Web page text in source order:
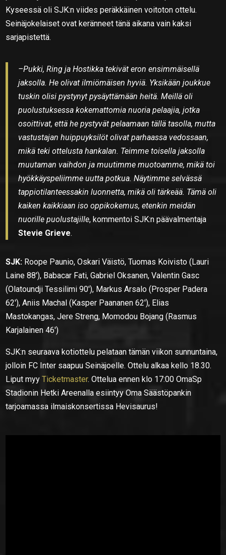
Kyseessä oli SJK:n viides peräkkäinen voitoton ottelu.
Seinäjokelaiset ovat keränneet tänä aikana vain kaksi
sarjapistettä.
–Pukki, Ring ja Hostikka tekivät eron ensimmäisellä
jaksolla. He olivat ilmiömäisen hyviä. Yksikään joukkue
tuskin olisi pystynyt pysäyttämään heitä. Meillä oli
puolustuksessa kokemattomia nuoria pelaajia, jotka
osoittivat, että he pystyvät pelaamaan tällä tasolla, mutta
vastustajan huippuyksilöt olivat parhaassa vedossaan,
mikä teki ottelusta hankalan. Teimme toisella jaksolla
muutaman vaihdon ja muutimme muotoamme, mikä toi
hyökkäyspeliimme uutta potkua. Näytimme selvässä
tappiotilanteessakin luonnetta, mikä oli tärkeää. Tämä oli
kaiken kaikkiaan iso oppikokemus, etenkin meidän
nuorille puolustajille, kommentoi SJK:n päävalmentaja
Stevie Grieve.
SJK: Roope Paunio, Oskari Väistö, Tuomas Koivisto (Lauri
Laine 88′), Babacar Fati, Gabriel Oksanen, Valentin Gasc
(Olatoundji Tessilimi 90′), Markus Arsalo (Prosper Padera
62′), Aniis Machal (Kasper Paananen 62′), Elias
Mastokangas, Jere Streng, Momodou Bojang (Rasmus
Karjalainen 46′)
SJK:n seuraava kotiottelu pelataan tämän viikon sunnuntaina,
jolloin FC Inter saapuu Seinäjoelle. Ottelu alkaa kello 18.30.
Liput myyTicketmaster. Ottelua ennen klo 17:00 OmaSp
Stadionin Hetki Areenalla esiintyy Oma Säästöpankin
tarjoamassa ilmaiskonsertissa Hevisaurus!